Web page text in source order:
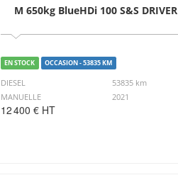
M 650kg BlueHDi 100 S&S DRIVER
EN STOCK OCCASION - 53835 KM
DIESEL
53835 km
MANUELLE
2021
12 400 € HT